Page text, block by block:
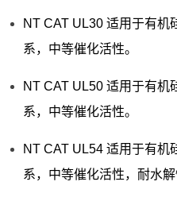
NT CAT UL30 适用于有机
系，中等催化活性。
NT CAT UL50 适用于有机
系，中等催化活性。
NT CAT UL54 适用于有机
系，中等催化活性，耐水解